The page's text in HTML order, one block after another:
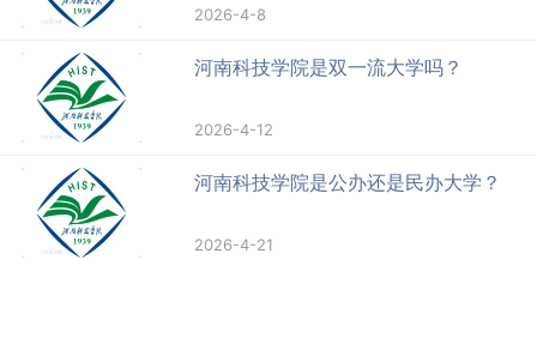
2026-4-8
河南科技学院是双一流大学吗？
2026-4-12
河南科技学院是公办还是民办大学？
2026-4-21